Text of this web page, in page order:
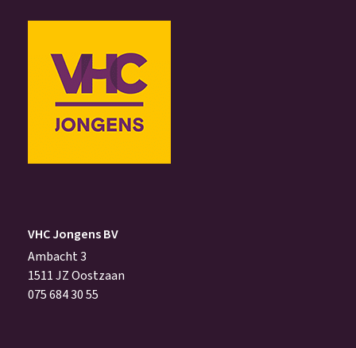
VHC Jongens BV
Ambacht 3
1511 JZ Oostzaan
075 684 30 55